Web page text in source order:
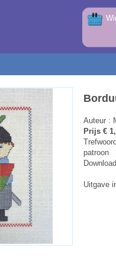
Auteur :
Prijs €
patroon
Uitgave